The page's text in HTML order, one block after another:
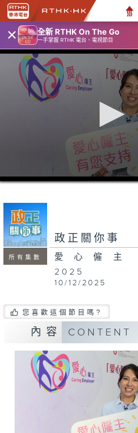
× 全新 RTHK On The Go
一手掌握 RTHK 電台、電視節目
0
seconds
minutes,
seconds
所有集數
政正關你事
愛心僱主
2025
10/12/2025
您喜歡這個節目嗎?
內容 CONTENT